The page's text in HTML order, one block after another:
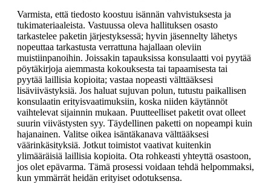
Varmista, että tiedosto koostuu isännän vahvistuksesta ja
tukimateriaaleista. Vastuussa oleva hallituksen osasto
tarkastelee paketin järjestyksessä; hyvin jäsennelty lähetys
nopeuttaa tarkastusta verrattuna hajallaan oleviin
muistiinpanoihin. Joissakin tapauksissa konsulaatti voi pyytää
pöytäkirjoja aiemmasta kokouksesta tai tapaamisesta tai
pyytää laillisia kopioita; vastaa nopeasti välttääksesi
lisäviivästyksiä. Jos haluat sujuvan polun, tutustu paikallisen
konsulaatin erityisvaatimuksiin, koska niiden käytännöt
vaihtelevat sijainnin mukaan. Puutteelliset paketit ovat olleet
suurin viivästysten syy. Täydellinen paketti on nopeampi kuin
hajanainen. Valitse oikea isäntäkanava välttääksesi
väärinkäsityksiä. Jotkut toimistot vaativat kuitenkin
ylimääräisiä laillisia kopioita. Ota rohkeasti yhteyttä osastoon,
jos olet epävarma. Tämä prosessi voidaan tehdä helpommaksi,
kun ymmärrät heidän erityiset odotuksensa.